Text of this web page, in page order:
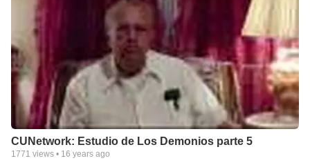
CUNetwork: Estudio de Los Demonios parte 5
1771 views • 16 years ago